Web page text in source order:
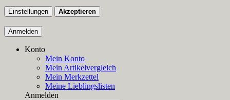
Einstellungen Akzeptieren
Anmelden
Konto
Mein Konto
Mein Artikelvergleich
Mein Merkzettel
Meine Lieblingslisten
Anmelden